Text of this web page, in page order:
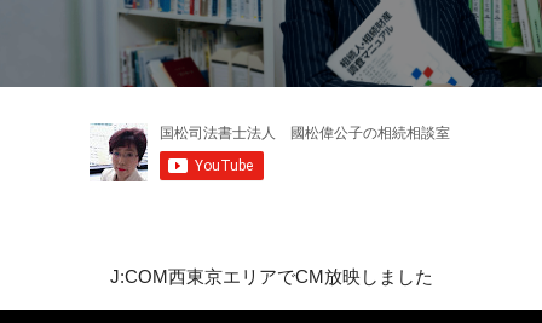
J:COM西東京エリアでCM放映しました